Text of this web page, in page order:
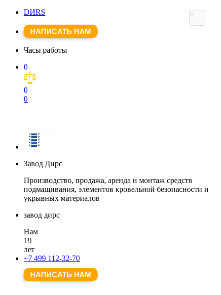
DИRS
НАПИСАТЬ НАМ
Часы работы
0
0
0
Завод Дирс
Производство, продажа, аренда и монтаж средств
подмащивания, элементов кровельной безопасности и
укрывных материалов
завод дирс
Нам
19
лет
+7 499 112-32-70
НАПИСАТЬ НАМ
×